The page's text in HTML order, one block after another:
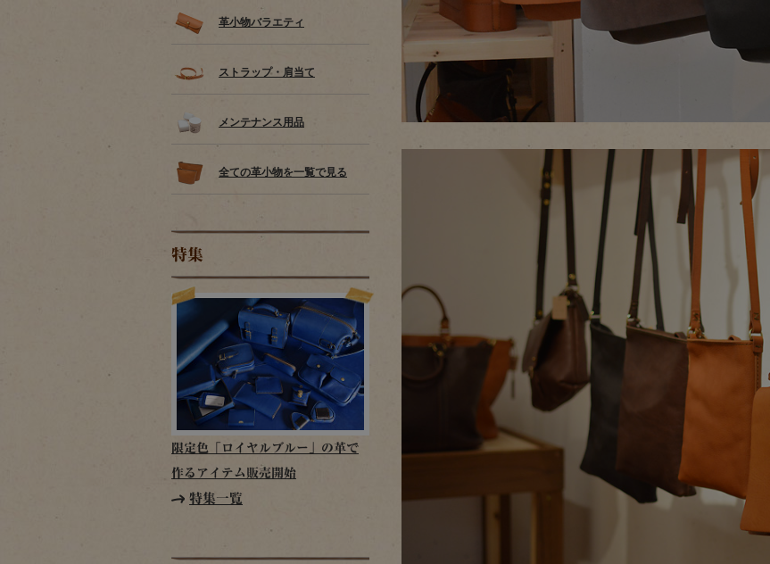
革小物バラエティ
ストラップ・肩当て
メンテナンス用品
全ての革小物を一覧で見る
特集
限定色「ロイヤルブルー」の革で
作るアイテム販売開始
特集一覧